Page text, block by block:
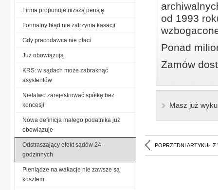
od 1993
Ponad
Zamów
Masz już
POPRZEDNI ARTYKUŁ Z
Firma proponuje niższą pensję
Formalny błąd nie zatrzyma kasacji
Gdy pracodawca nie płaci
Już obowiązują
KRS: w sądach może zabraknąć
asystentów
Niełatwo zarejestrować spółkę bez
koncesji
Nowa definicja małego podatnika już
obowiązuje
Odstraszający efekt sądów 24-
godzinnych
Pieniądze na wakacje nie zawsze są
kosztem